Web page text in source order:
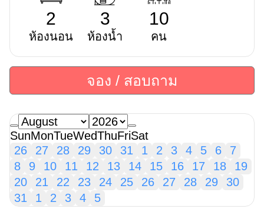
2
ห้องนอน
3
ห้องน้ำ
10
คน
จอง / สอบถาม
SunMonTueWedThuFriSat
26
27 28 29 30 31 1 2 3 4 5 6
7
8
9 10 11 12 13 14 15 16 17 18
19
20
21 22 23 24 25 26 27 28 29
30
31
1 2 3 4 5